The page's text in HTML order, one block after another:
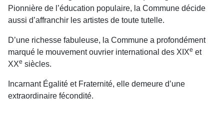
Pionnière de l’éducation populaire, la Commune décide
aussi d’affranchir les artistes de toute tutelle.
D’une richesse fabuleuse, la Commune a profondément
marqué le mouvement ouvrier international des XIXe et
XXe siècles.
Incarnant Égalité et Fraternité, elle demeure d’une
extraordinaire fécondité.